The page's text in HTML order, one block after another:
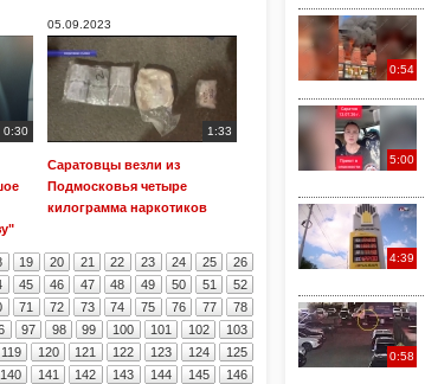
0:54
5:00
4:39
0:58
0:30
05.09.2023
1:33
Саратовцы везли из
Подмосковья четыре
килограмма наркотиков
19 20 21 22 23 24 25
26
45 46 47 48 49 50 51
52
71 72 73 74 75 76 77
78
97 98 99 100 101 102
103
119 120 121 122 123 124
125
140 141 142 143 144 145
146